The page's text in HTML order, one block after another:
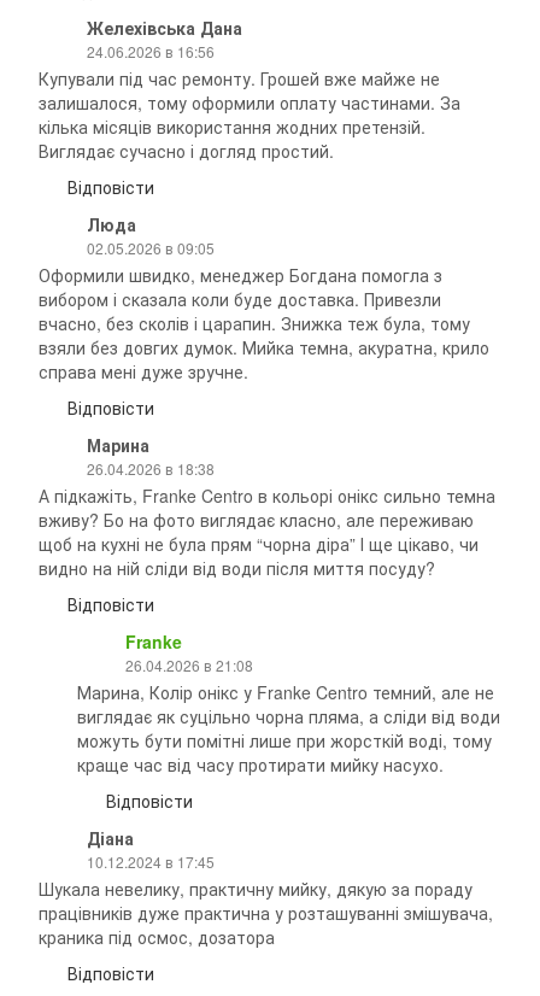
Желехівська Дана
24.06.2026 в 16:56
Купували під час ремонту. Грошей вже майже не
залишалося, тому оформили оплату частинами. За
кілька місяців використання жодних претензій.
Виглядає сучасно і догляд простий.
Відповісти
Люда
02.05.2026 в 09:05
Оформили швидко, менеджер Богдана помогла з
вибором і сказала коли буде доставка. Привезли
вчасно, без сколів і царапин. Знижка теж була, тому
взяли без довгих думок. Мийка темна, акуратна, крило
справа мені дуже зручне.
Відповісти
Марина
26.04.2026 в 18:38
А підкажіть, Franke Centro в кольорі онікс сильно темна
вживу? Бо на фото виглядає класно, але переживаю
щоб на кухні не була прям “чорна діра” І ще цікаво, чи
видно на ній сліди від води після миття посуду?
Відповісти
⁨Franke
26.04.2026 в 21:08
Марина, Колір онікс у Franke Centro темний, але не
виглядає як суцільно чорна пляма, а сліди від води
можуть бути помітні лише при жорсткій воді, тому
краще час від часу протирати мийку насухо.
Відповісти
Діана
10.12.2024 в 17:45
Шукала невелику, практичну мийку, дякую за пораду
працівників дуже практична у розташуванні змішувача,
краника під осмос, дозатора
Відповісти